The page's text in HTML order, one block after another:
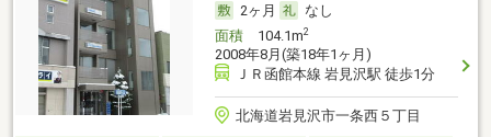
2ヶ月
なし
面積104.1m2
2008年8月(築18年1ヶ月)
ＪＲ函館本線 岩見沢駅 徒歩1分
北海道岩見沢市一条西５丁目